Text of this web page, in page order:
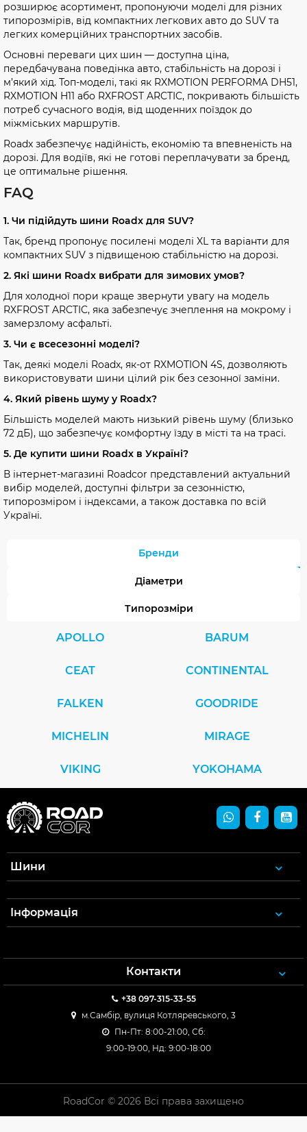
розширює асортимент, пропонуючи моделі для різних
типорозмірів, від компактних легкових авто до SUV та
легких комерційних транспортних засобів.
Основні переваги цих шин — доступна ціна,
передбачувана поведінка авто, стабільність на дорозі і
м’який хід. Топ-моделі, такі як RXMOTION PERFORMA DH51,
RXMOTION H11 або RXFROST ARCTIC, покривають більшість
потреб сучасного водія, від щоденних поїздок до
міжміських маршрутів.
Roadx забезпечує надійність, економію та впевненість на
дорозі. Для водіїв, які не готові переплачувати за бренд,
це оптимальне рішення.
FAQ
1. Чи підійдуть шини Roadx для SUV?
Так, бренд пропонує посилені моделі XL та варіанти для
компактних SUV з підвищеною стабільністю на дорозі.
2. Які шини Roadx вибрати для зимових умов?
Для холодної пори краще звернути увагу на модель
RXFROST ARCTIC, яка забезпечує зчеплення на мокрому і
замерзлому асфальті.
3. Чи є всесезонні моделі?
Так, деякі моделі Roadx, як-от RXMOTION 4S, дозволяють
використовувати шини цілий рік без сезонної заміни.
4. Який рівень шуму у Roadx?
Більшість моделей мають низький рівень шуму (близько
72 дБ), що забезпечує комфортну їзду в місті та на трасі.
5. Де купити шини Roadx в Україні?
В інтернет-магазині Roadcor представлений актуальний
вибір моделей, доступні фільтри за сезонністю,
типорозміром і індексами, а також доставка по всій
Україні.
Бренди
Діаметри
Типорозміри
APOLLO BARUM
CEAT CONTINENTAL
FALKEN GOODRIDE
MICHELIN MIRAGE
VIKING YOKOHAMA
Шини
Інформація
Контакти
+38 097-315-33-55
м.Самбір, вулиця Котляревського, 3
Пн-Пт: 8:00-21:00, Сб:
9:00-19:00, Нд: 9:00-18:00
RoadCor © 2026 Всі права захищено